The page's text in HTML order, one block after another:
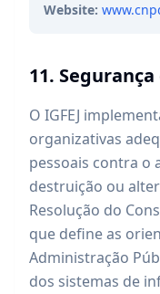
Website:
11.
O IGFEJ
organizativas
pessoais contra o
destruição ou
Resolução do
que define as
Administração
dos sistemas de